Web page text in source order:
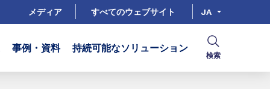
メディア すべてのウェブサイト JA
事例・資料 持続可能なソリューション
検索